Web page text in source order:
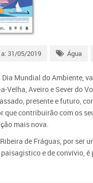
a: 31/05/2019 Água
Dia Mundial do Ambiente,
Velha, Aveiro e Sever do
presente e futuro,
que contribuirão com os
mais nova.
de Fráguas, por ser
e de convívio, é